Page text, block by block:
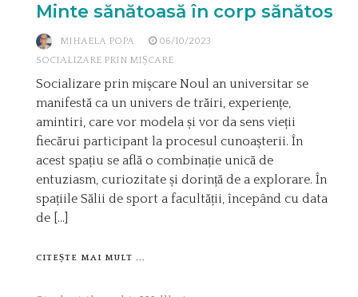
Minte sănătoasă în corp sănătos
MIHAELA POPA
06/10/2023
SOCIALIZARE PRIN MIȘCARE
Socializare prin mișcare Noul an universitar se
manifestă ca un univers de trăiri, experiențe,
amintiri, care vor modela și vor da sens vieții
fiecărui participant la procesul cunoașterii. În
acest spațiu se află o combinație unică de
entuziasm, curiozitate și dorință de a explorare. În
spațiile Sălii de sport a facultății, începând cu data
de […]
CITEȘTE MAI MULT ...